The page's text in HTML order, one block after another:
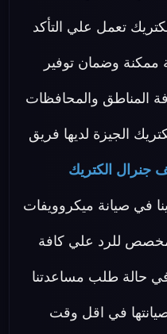
تعمل علي التأكد
وضمان توفير
المناطق والمحافظات
الجيزة لديها فريق
جنرال الكتريك
في صيانة ميكروويفات
مخصص للرد علي كافة
مدار 24 ساعة في حالة طلب مساعدتنا
في اقل وقت